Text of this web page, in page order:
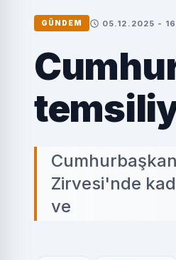
GÜNDEM 05.12.2025 -
Zirvesi'nde
ve